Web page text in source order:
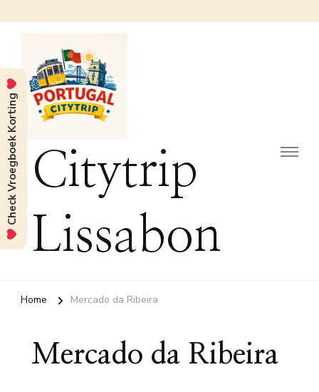
Citytrip
Lissabon
Home Mercado da Ribeira
Mercado da Ribeira
Check Vroegboek Korting